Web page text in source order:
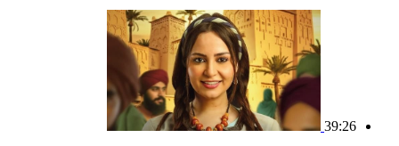
39:26